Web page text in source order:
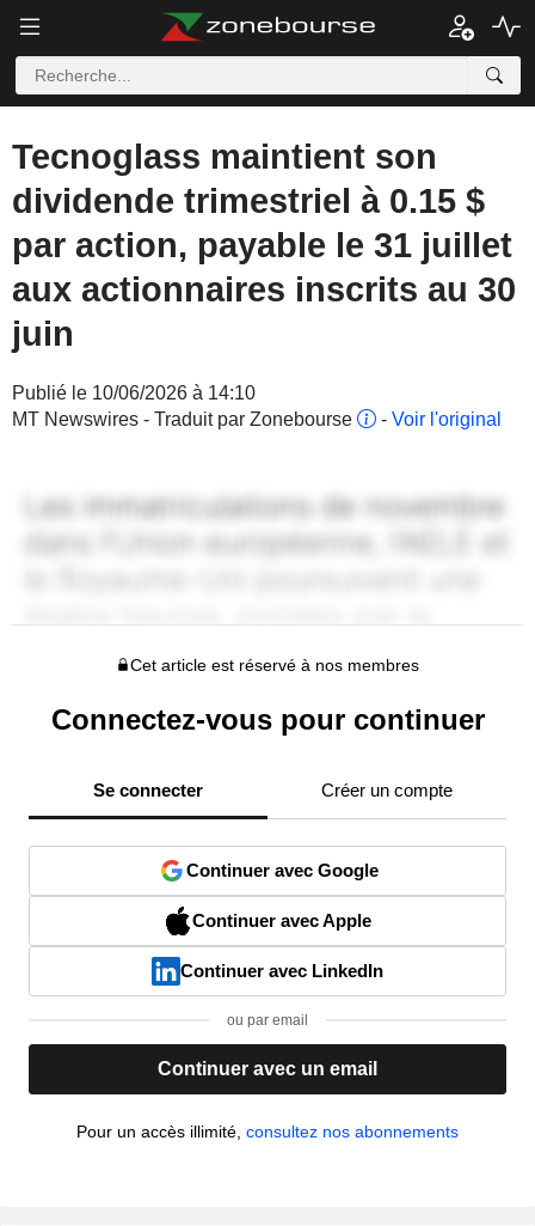
Tecnoglass maintient son
dividende trimestriel à 0.15 $
par action, payable le 31 juillet
aux actionnaires inscrits au 30
juin
Publié le 10/06/2026 à 14:10
MT Newswires - Traduit par Zonebourse
- Voir l'original
Cet article est réservé à nos membres
Connectez-vous pour continuer
Se connecter Créer un compte
Continuer avec Google
Continuer avec Apple
Continuer avec LinkedIn
ou par email
Continuer avec un email
Pour un accès illimité, consultez nos abonnements